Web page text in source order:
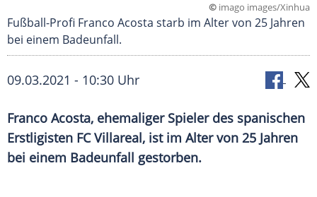
© imago images/Xinhua
Fußball-Profi Franco Acosta starb im Alter von 25 Jahren
bei einem Badeunfall.
09.03.2021 - 10:30 Uhr
Franco Acosta, ehemaliger Spieler des spanischen
Erstligisten FC Villareal, ist im Alter von 25 Jahren
bei einem Badeunfall gestorben.